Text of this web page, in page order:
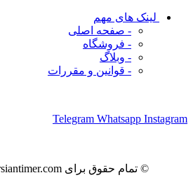
لینک های مهم
- صفحه اصلی
- فروشگاه
- وبلاگ
- قوانین و مقررات
Telegram Whatsapp Instagram
© تمام حقوق برای persiantimer.com محفوظ است